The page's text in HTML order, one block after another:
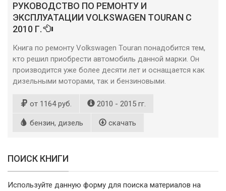
РУКОВОДСТВО ПО РЕМОНТУ И
ЭКСПЛУАТАЦИИ VOLKSWAGEN TOURAN С
2010 Г.
Книга по ремонту Volkswagen Touran понадобится тем,
кто решил приобрести автомобиль данной марки. Он
производится уже более десяти лет и оснащается как
дизельными моторами, так и бензиновыми.
от 1164 руб. 2010 - 2015 гг.
бензин, дизель скачать
ПОИСК КНИГИ
Используйте данную форму для поиска материалов на